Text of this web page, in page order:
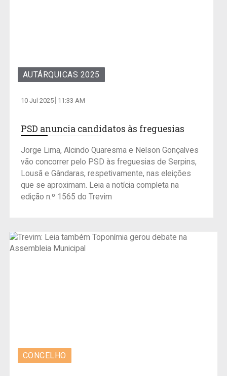
AUTÁRQUICAS 2025
10 Jul 2025 11:33 AM
PSD anuncia candidatos às freguesias
Jorge Lima, Alcindo Quaresma e Nelson Gonçalves
vão concorrer pelo PSD às freguesias de Serpins,
Lousã e Gândaras, respetivamente, nas eleições
que se aproximam. Leia a notícia completa na
edição n.º 1565 do Trevim
CONCELHO